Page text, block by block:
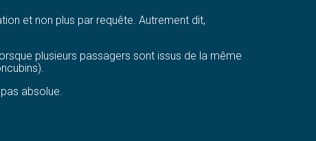
et non plus par requête. Autrement dit,
plusieurs passagers sont issus de la même
absolue.